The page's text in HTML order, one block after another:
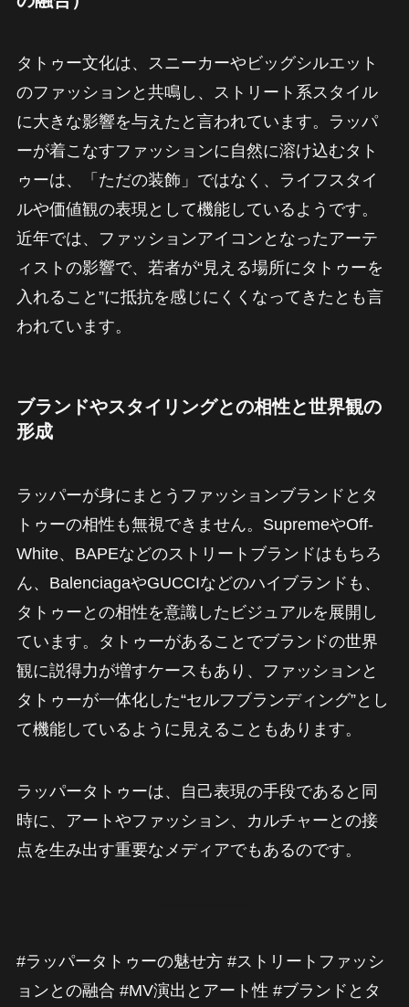
タトゥー文化は、スニーカーやビッグシルエット
のファッションと共鳴し、ストリート系スタイル
に大きな影響を与えたと言われています。ラッパ
ーが着こなすファッションに自然に溶け込むタト
ゥーは、「ただの装飾」ではなく、ライフスタイ
ルや価値観の表現として機能しているようです。
近年では、ファッションアイコンとなったアーテ
ィストの影響で、若者が“見える場所にタトゥーを
入れること”に抵抗を感じにくくなってきたとも言
われています。
ブランドやスタイリングとの相性と世界観の
形成
ラッパーが身にまとうファッションブランドとタ
トゥーの相性も無視できません。SupremeやOff-
White、BAPEなどのストリートブランドはもちろ
ん、BalenciagaやGUCCIなどのハイブランドも、
タトゥーとの相性を意識したビジュアルを展開し
ています。タトゥーがあることでブランドの世界
観に説得力が増すケースもあり、ファッションと
タトゥーが一体化した“セルフブランディング”とし
て機能しているように見えることもあります。
ラッパータトゥーは、自己表現の手段であると同
時に、アートやファッション、カルチャーとの接
点を生み出す重要なメディアでもあるのです。
#ラッパータトゥーの魅せ方 #ストリートファッシ
ョンとの融合 #MV演出とアート性 #ブランドとタ